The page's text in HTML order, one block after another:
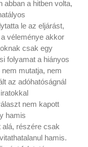
abban a hitben volta,
le az eljárást,
véleménye akkor
csak egy
folyamat a hiányos
mutatja, nem
az adóhatóságnál
nem kapott
hamis
részére csak
hamis.